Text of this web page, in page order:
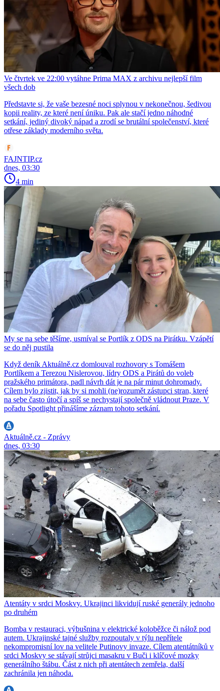
Ve čtvrtek ve 22:00 vytáhne Prima MAX z archivu nejlepší film
všech dob
Představte si, že vaše bezesné noci splynou v nekonečnou, šedivou
kopii reality, ze které není úniku. Pak ale stačí jedno náhodné
setkání, jediný divoký nápad a zrodí se brutální společenství, které
otřese základy moderního světa.
FAJNTIP.cz
dnes, 03:30
4 min
My se na sebe těšíme, usmíval se Portlík z ODS na Pirátku. Vzápětí
se do něj pustila
Když deník Aktuálně.cz domlouval rozhovory s Tomášem
Portlíkem a Terezou Nislerovou, lídry ODS a Pirátů do voleb
pražského primátora, padl návrh dát je na pár minut dohromady.
Cílem bylo zjistit, jak by si mohli (ne)rozumět zástupci stran, které
na sebe často útočí a spíš se nechystají společně vládnout Praze. V
pořadu Spotlight přinášíme záznam tohoto setkání.
Aktuálně.cz - Zprávy
dnes, 03:30
Atentáty v srdci Moskvy. Ukrajinci likvidují ruské generály jednoho
po druhém
Bomba v restauraci, výbušnina v elektrické koloběžce či nálož pod
autem. Ukrajinské tajné služby rozpoutaly v týlu nepřítele
nekompromisní lov na velitele Putinovy invaze. Cílem atentátníků v
srdci Moskvy se stávají strůjci masakru v Buči i klíčové mozky
generálního štábu. Část z nich při atentátech zemřela, další
zachránila jen náhoda.